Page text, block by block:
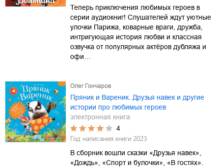
Теперь приключения любимых героев в
серии аудиокниг! Слушателей ждут уютные
улочки Парижа, коварные враги, дружба,
интригующая история любви и классная
озвучка от популярных актёров дубляжа и
офи…
Олег Гончаров
Пряник и Вареник. Друзья навек и другие
истории про любимых героев
электронная книга
4
Год написания книги 2023
В сборник вошли сказки «Друзья навек»,
«Дождь», «Спорт и булочки», «В гостях».